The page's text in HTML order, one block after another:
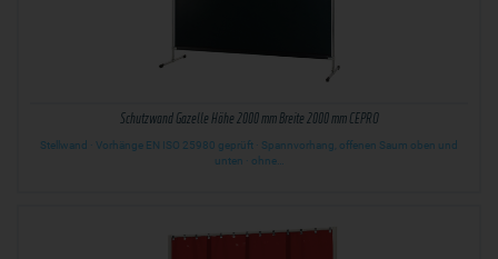
Schutzwand Gazelle Höhe 2000 mm Breite 2000 mm CEPRO
Stellwand · Vorhänge EN ISO 25980 geprüft · Spannvorhang, offenen Saum oben und
unten · ohne…